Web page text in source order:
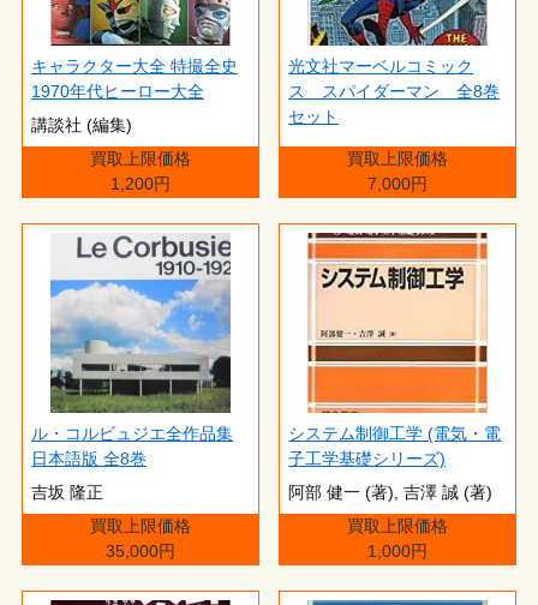
キャラクター大全 特撮全史
1970年代ヒーロー大全
講談社 (編集)
買取上限価格
1,200円
光文社マーベルコミック
ス スパイダーマン 全8巻
セット
買取上限価格
7,000円
ル・コルビュジエ全作品集
日本語版 全8巻
吉坂 隆正
買取上限価格
35,000円
システム制御工学 (電気・電
子工学基礎シリーズ)
阿部 健一 (著),‎ 吉澤 誠 (著)
買取上限価格
1,000円